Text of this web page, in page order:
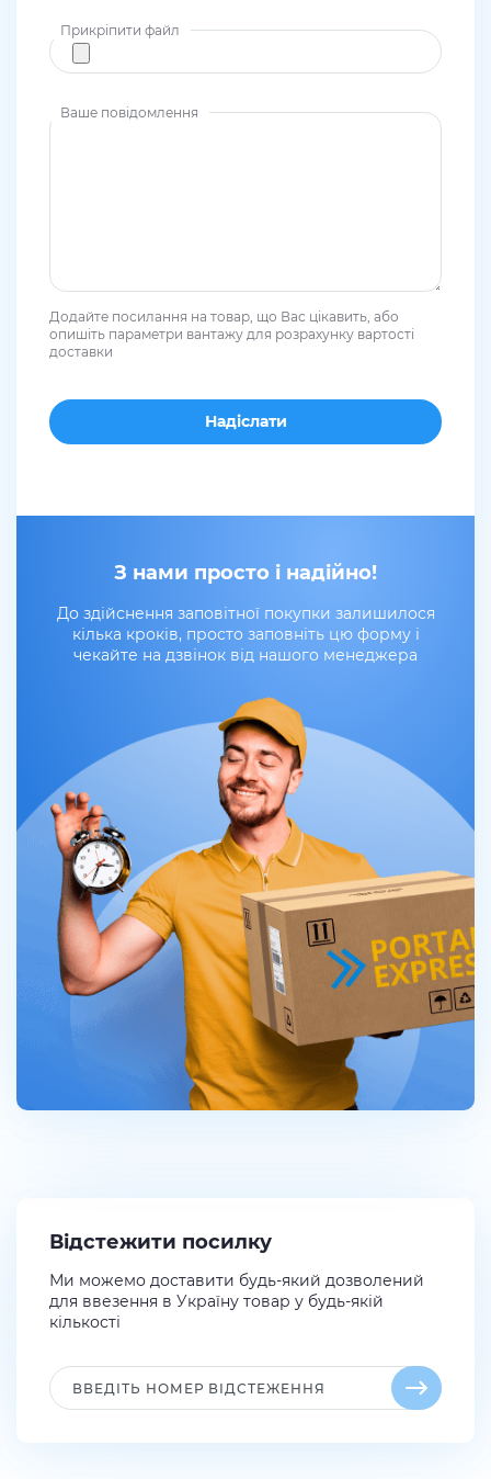
З нами просто і надійно!
До здійснення заповітної покупки залишилося
кілька кроків, просто заповніть цю форму і
чекайте на дзвінок від нашого менеджера
Прикріпити файл
Ваше повідомлення
Додайте посилання на товар, що Вас цікавить, або
опишіть параметри вантажу для розрахунку вартості
доставки
Відстежити посилку
Ми можемо доставити будь-який дозволений
для ввезення в Україну товар у будь-якій
кількості